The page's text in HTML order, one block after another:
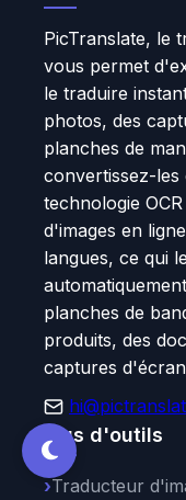
PicTranslate, le
vous permet
le traduire
photos, des
planches de
convertissez-les
technologie
d'images en
langues, ce qui
planches de
produits, des
captures
Plus d'outils
Traducteur